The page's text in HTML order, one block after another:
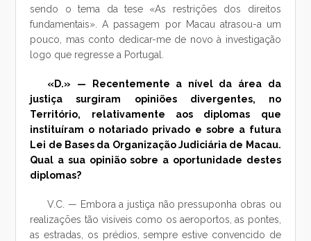
sendo o tema da tese «As restrições dos direitos
fundamentais». A passagem por Macau atrasou-a um
pouco, mas conto dedicar-me de novo à investigação
logo que regresse a Portugal.
«D.» — Recentemente a nível da área da
justiça surgiram opiniões divergentes, no
Território, relativamente aos diplomas que
instituíram o notariado privado e sobre a futura
Lei de Bases da Organização Judiciária de Macau.
Qual a sua opinião sobre a oportunidade destes
diplomas?
V.C. — Embora a justiça não pressuponha obras ou
realizações tão visíveis como os aeroportos, as pontes,
as estradas, os prédios, sempre estive convencido de